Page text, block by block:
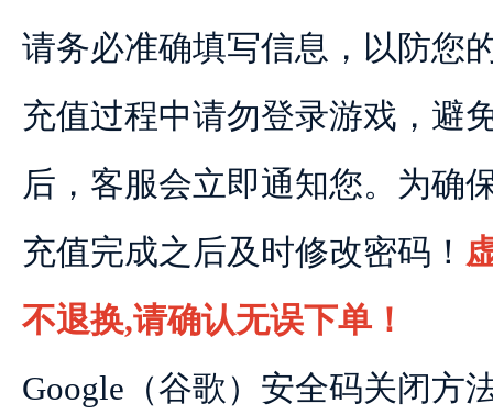
请务必准确填写信息，以防您
充值过程中请勿登录游戏，避
后，客服会立即通知您。为确
充值完成之后及时修改密码！
不退换,请确认无误下单！
Google（谷歌）安全码关闭方